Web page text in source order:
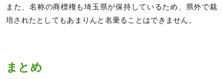
また、名称の商標権も埼玉県が保持しているため、県外で栽
培されたとしてもあまりんと名乗ることはできません。
まとめ